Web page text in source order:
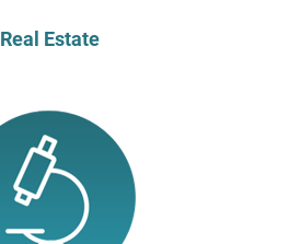
Real Estate